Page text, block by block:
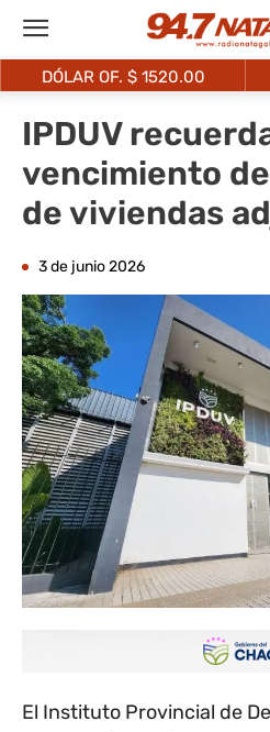
DÓLAR OF. $ 1520.00
IPDUV
vencimiento
de viviendas
3 de junio 2026
El Instituto Provincial de